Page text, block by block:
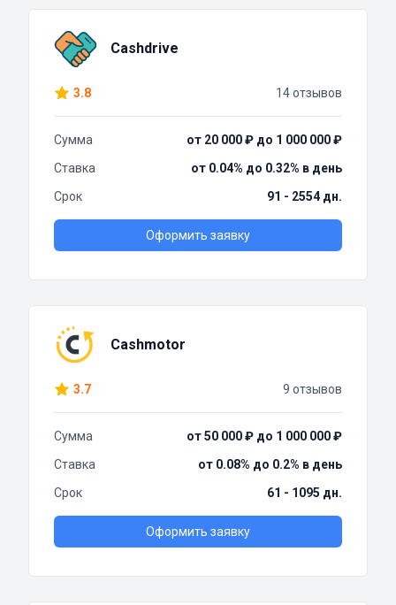
Cashdrive
3.8 14 отзывов
Сумма
от 20 000 ₽ до 1 000 000 ₽
Ставка
от 0.04% до 0.32% в день
Срок
91 - 2554 дн.
Оформить заявку
Cashmotor
3.7 9 отзывов
Сумма
от 50 000 ₽ до 1 000 000 ₽
Ставка
от 0.08% до 0.2% в день
Срок
61 - 1095 дн.
Оформить заявку